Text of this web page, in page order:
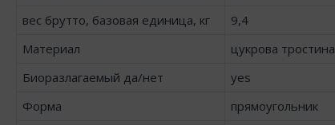
вес брутто, базовая единица, кг
9,4
Материал
цукрова тростина
Биоразлагаемый да/нет
yes
Форма
прямоугольник